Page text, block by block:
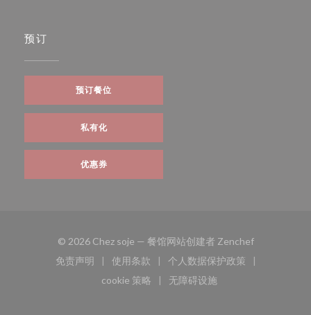
预订
预订餐位
私有化
优惠券
© 2026 Chez soje — 餐馆网站创建者 Zenchef((在新窗口中
免责声明
((在新窗口中打开))
使用条款
((在新窗口中打开))
个人数据保护政策
((在新窗口中打开))
cookie 策略
((在新窗口中打开))
无障碍设施
((在新窗口中打开))